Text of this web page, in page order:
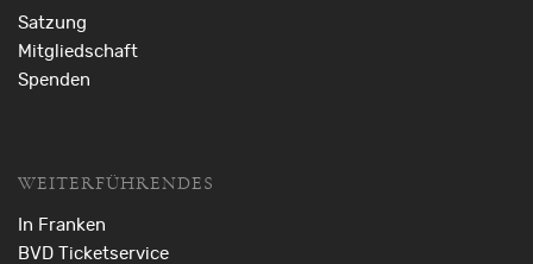
Satzung
Mitgliedschaft
Spenden
WEITERFÜHRENDES
In Franken
BVD Ticketservice